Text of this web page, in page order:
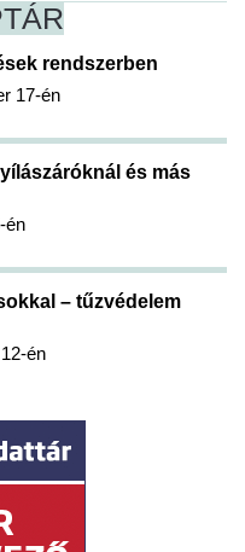
rendszerben
17-én
és más
én
– tűzvédelem
én